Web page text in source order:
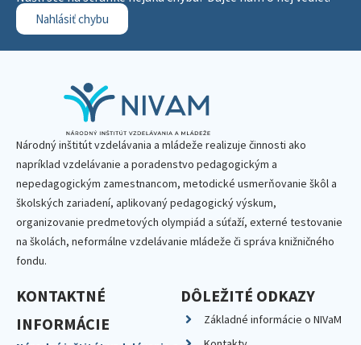
Nahlásiť chybu
Národný inštitút vzdelávania a mládeže realizuje činnosti ako
napríklad vzdelávanie a poradenstvo pedagogickým a
nepedagogickým zamestnancom, metodické usmerňovanie škôl a
školských zariadení, aplikovaný pedagogický výskum,
organizovanie predmetových olympiád a súťaží, externé testovanie
na školách, neformálne vzdelávanie mládeže či správa knižničného
fondu.
KONTAKTNÉ
INFORMÁCIE
DÔLEŽITÉ ODKAZY
Základné informácie o NIVaM